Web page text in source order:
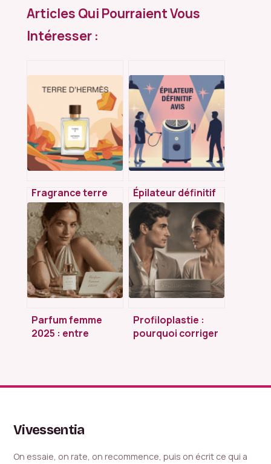
Articles Qui Pourraient Vous
Intéresser :
Fragrance terre
d’hermès : avis,
notes et guide
pour bien choisir
Épilateur définitif
avis : ce qu’il faut
vraiment savoir
avant d’acheter
Parfum femme
2025 : entre
comment choisir
Profiloplastie :
pourquoi corriger
Vivessentia
On essaie, on rate, on recommence, puis on écrit ce qui a